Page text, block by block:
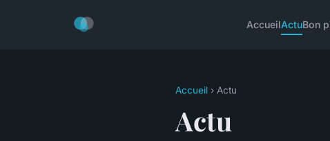
AccueilActuBon
Accueil › Actu
Actu